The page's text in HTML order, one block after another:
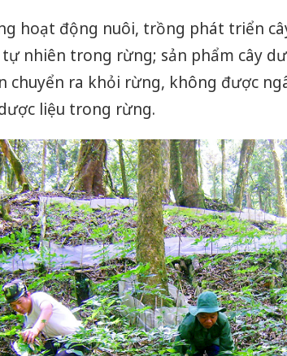
hoạt động nuôi, trồng phát triển
nhiên trong rừng; sản phẩm cây
chuyển ra khỏi rừng, không được
liệu trong rừng.